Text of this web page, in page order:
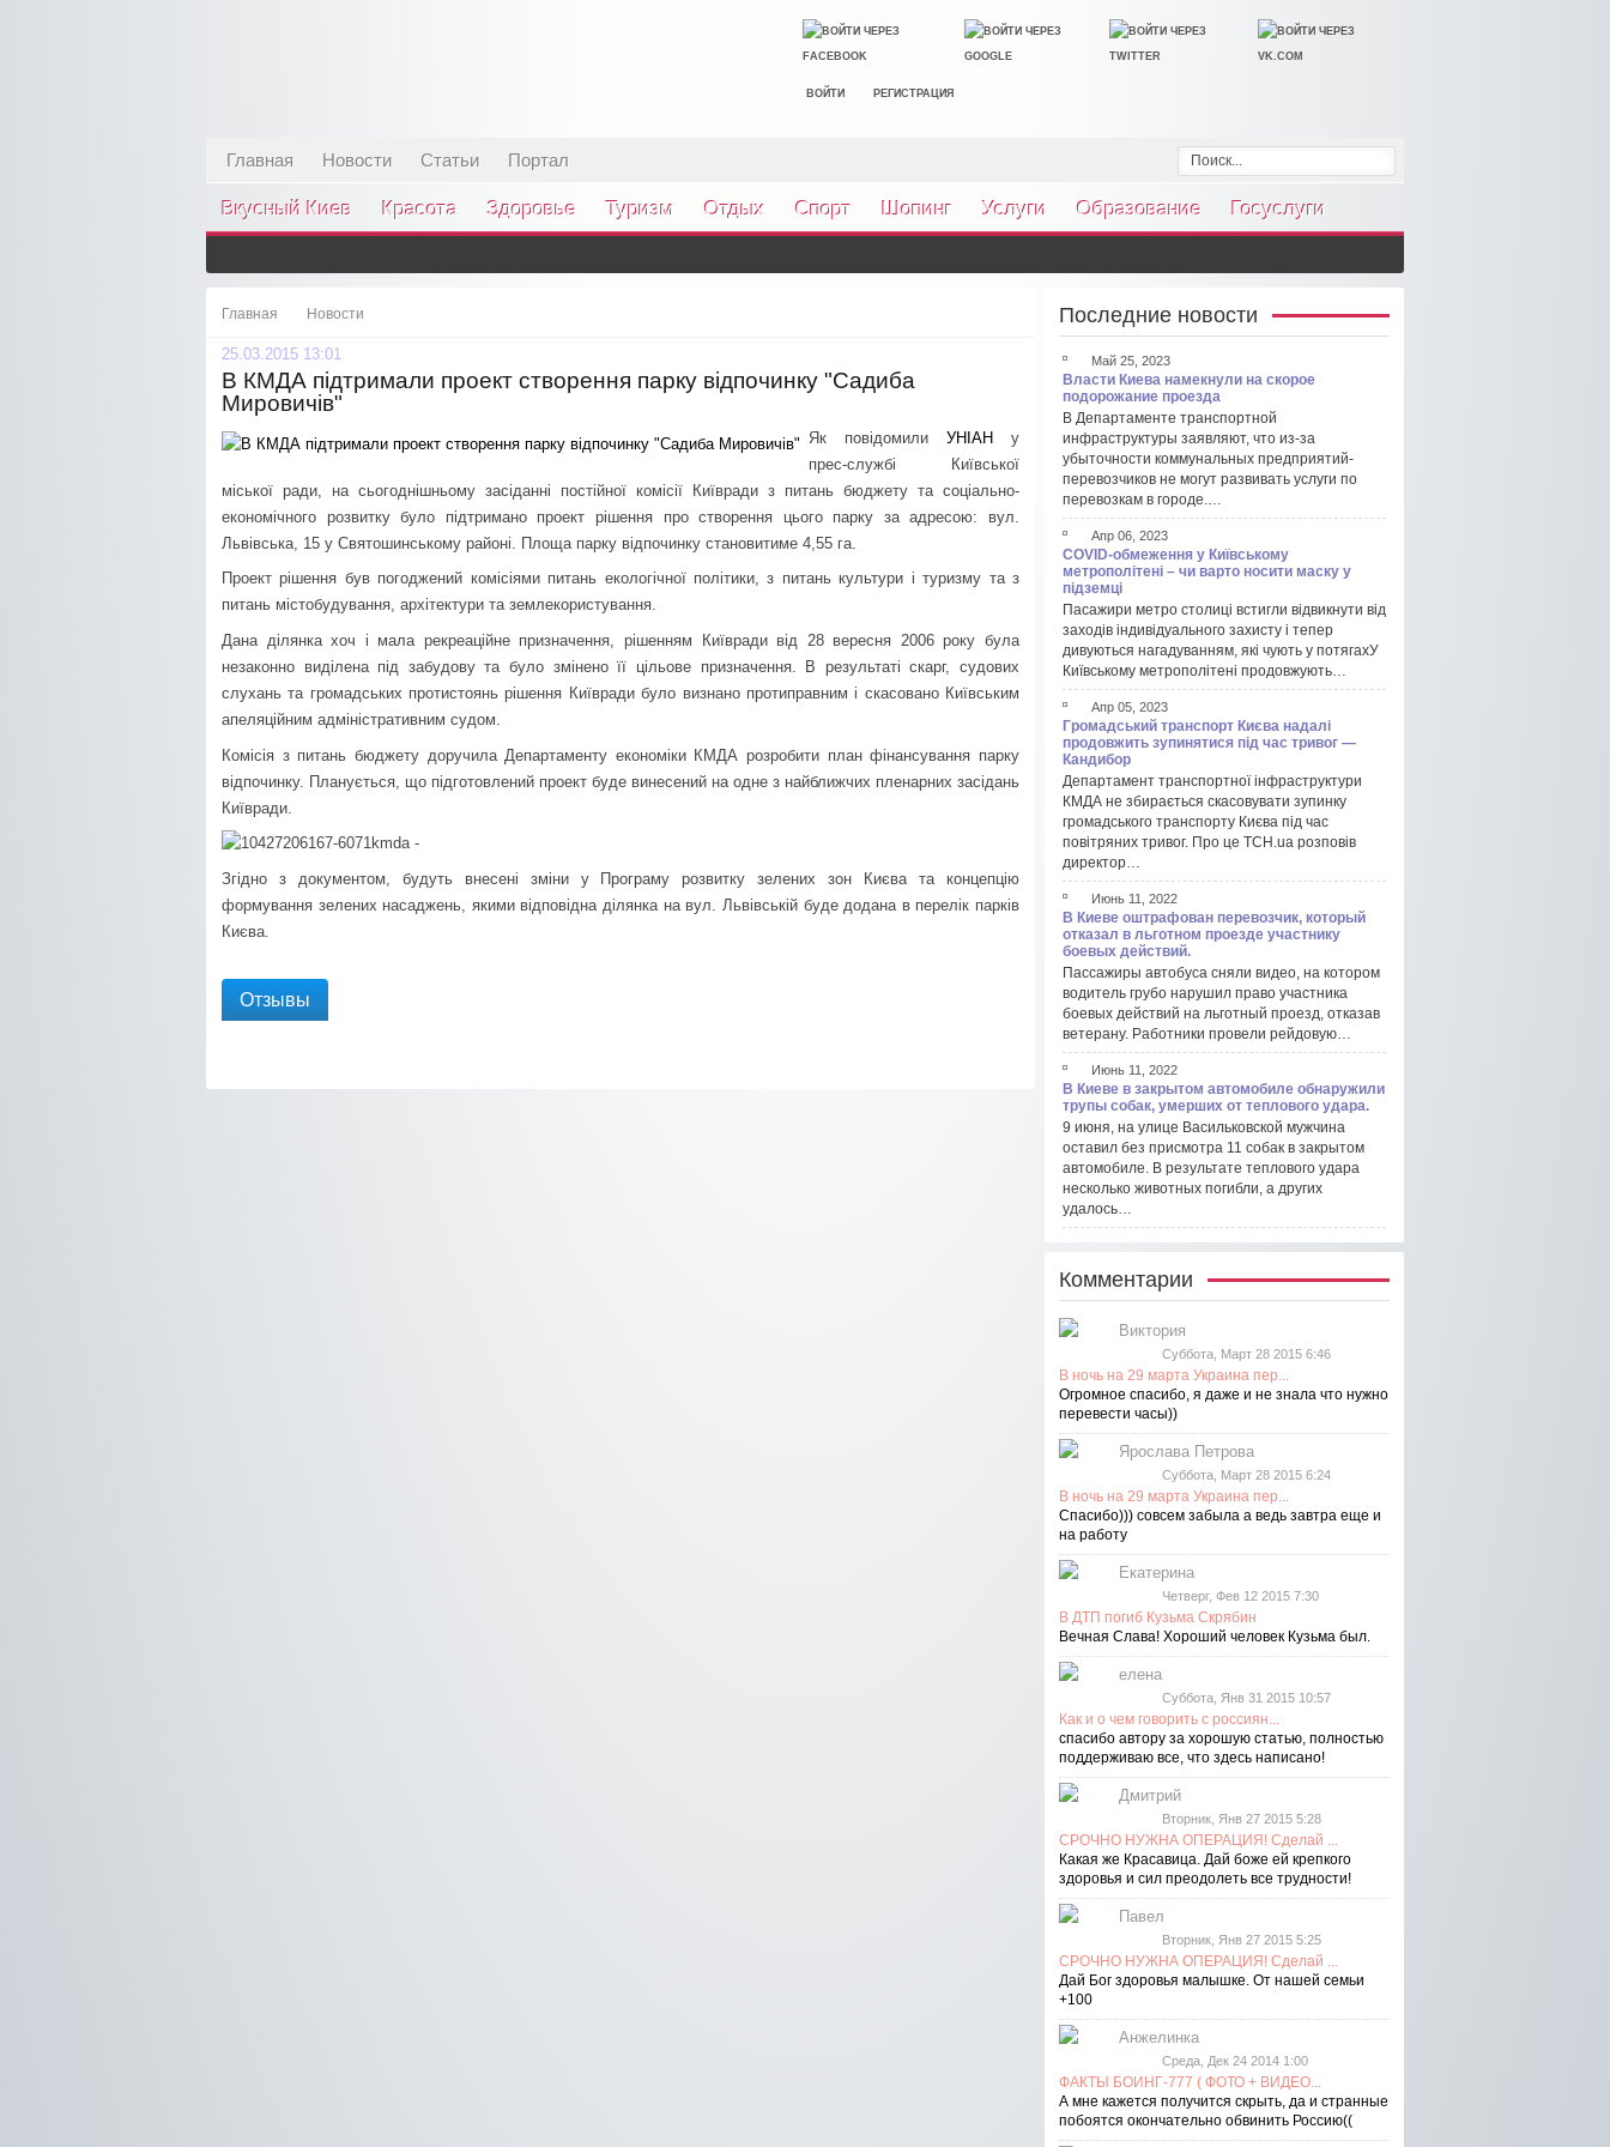
ВОЙТИ РЕГИСТРАЦИЯ
Главная Новости Статьи Портал
Вкусный Киев Красота Здоровье Туризм Отдых Спорт Шопинг Услуги Образование Госуслуги
Главная Новости
25.03.2015 13:01
В КМДА підтримали проект створення парку відпочинку "Садиба
Мировичів"
Як повідомили УНІАН у
прес-службі Київської
міської ради, на сьогоднішньому засіданні постійної комісії Київради з питань бюджету та соціально-
економічного розвитку було підтримано проект рішення про створення цього парку за адресою: вул.
Львівська, 15 у Святошинському районі. Площа парку відпочинку становитиме 4,55 га.
Проект рішення був погоджений комісіями питань екологічної політики, з питань культури і туризму та з
питань містобудування, архітектури та землекористування.
Дана ділянка хоч і мала рекреаційне призначення, рішенням Київради від 28 вересня 2006 року була
незаконно виділена під забудову та було змінено її цільове призначення. В результаті скарг, судових
слухань та громадських протистоянь рішення Київради було визнано протиправним і скасовано Київським
апеляційним адміністративним судом.
Комісія з питань бюджету доручила Департаменту економіки КМДА розробити план фінансування парку
відпочинку. Планується, що підготовлений проект буде винесений на одне з найближчих пленарних засідань
Київради.
Згідно з документом, будуть внесені зміни у Програму розвитку зелених зон Києва та концепцію
формування зелених насаджень, якими відповідна ділянка на вул. Львівській буде додана в перелік парків
Києва.
Отзывы
Последние новости
Май 25, 2023
Власти Киева намекнули на скорое
подорожание проезда
В Департаменте транспортной
инфраструктуры заявляют, что из-за
убыточности коммунальных предприятий-
перевозчиков не могут развивать услуги по
перевозкам в городе.…
Апр 06, 2023
COVID-обмеження у Київському
метрополітені – чи варто носити маску у
підземці
Пасажири метро столиці встигли відвикнути від
заходів індивідуального захисту і тепер
дивуються нагадуванням, які чують у потягахУ
Київському метрополітені продовжують…
Апр 05, 2023
Громадський транспорт Києва надалі
продовжить зупинятися під час тривог —
Кандибор
Департамент транспортної інфраструктури
КМДА не збирається скасовувати зупинку
громадського транспорту Києва під час
повітряних тривог. Про це ТСН.ua розповів
директор…
Июнь 11, 2022
В Киеве оштрафован перевозчик, который
отказал в льготном проезде участнику
боевых действий.
Пассажиры автобуса сняли видео, на котором
водитель грубо нарушил право участника
боевых действий на льготный проезд, отказав
ветерану. Работники провели рейдовую…
Июнь 11, 2022
В Киеве в закрытом автомобиле обнаружили
трупы собак, умерших от теплового удара.
9 июня, на улице Васильковской мужчина
оставил без присмотра 11 собак в закрытом
автомобиле. В результате теплового удара
несколько животных погибли, а других
удалось…
Комментарии
Виктория
Суббота, Март 28 2015 6:46
В ночь на 29 марта Украина пер...
Огромное спасибо, я даже и не знала что нужно
перевести часы))
Ярослава Петрова
Суббота, Март 28 2015 6:24
В ночь на 29 марта Украина пер...
Спасибо))) совсем забыла а ведь завтра еще и
на работу
Екатерина
Четверг, Фев 12 2015 7:30
В ДТП погиб Кузьма Скрябин
Вечная Слава! Хороший человек Кузьма был.
елена
Суббота, Янв 31 2015 10:57
Как и о чем говорить с россиян...
спасибо автору за хорошую статью, полностью
поддерживаю все, что здесь написано!
Дмитрий
Вторник, Янв 27 2015 5:28
СРОЧНО НУЖНА ОПЕРАЦИЯ! Сделай ...
Какая же Красавица. Дай боже ей крепкого
здоровья и сил преодолеть все трудности!
Павел
Вторник, Янв 27 2015 5:25
СРОЧНО НУЖНА ОПЕРАЦИЯ! Сделай ...
Дай Бог здоровья малышке. От нашей семьи
+100
Анжелинка
Среда, Дек 24 2014 1:00
ФАКТЫ БОИНГ-777 ( ФОТО + ВИДЕО...
А мне кажется получится скрыть, да и странные
побоятся окончательно обвинить Россию((